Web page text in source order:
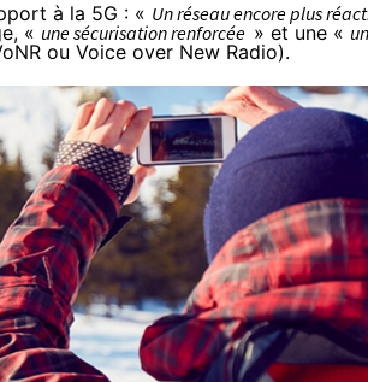
à la 5G : « Un réseau encore plus
« une sécurisation renforcée » et une «
ou Voice over New Radio).